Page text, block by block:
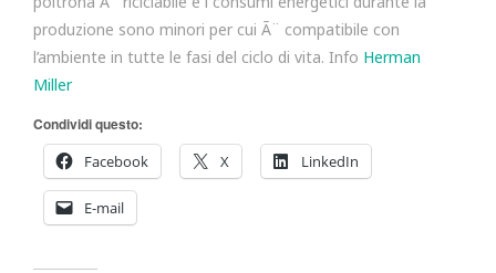
produzione sono minori per cui Ã¨ compatibile con
l’ambiente in tutte le fasi del ciclo di vita. Info Herman
Miller
Condividi questo:
Facebook
X LinkedIn
E-mail